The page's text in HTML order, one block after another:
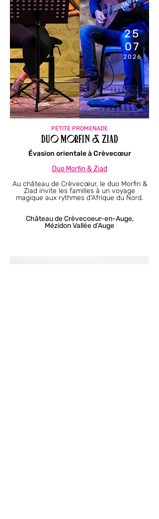
11H00
25
07
2026
PETITE PROMENADE
Duo Morfin & Ziad
Évasion orientale à Crèvecœur
Duo Morfin & Ziad​
Au château de Crèvecœur, le duo Morfin &
Ziad invite les familles à un voyage
magique aux rythmes d'Afrique du Nord.
Château de Crèvecoeur-en-Auge,
Mézidon Vallée d’Auge